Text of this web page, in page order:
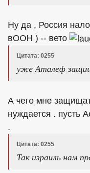
Ну да , Россия
вООН ) -- вето
Цитата: 0255
уже Аталеф
А чего мне
нуждается . пусть
.
Цитата: 0255
Так израиль нам